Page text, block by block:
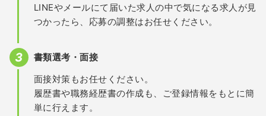
LINEやメールにて届いた求人の中で気になる求人が見
つかったら、応募の調整はお任せください。
書類選考・面接
面接対策もお任せください。
履歴書や職務経歴書の作成も、ご登録情報をもとに簡
単に行えます。